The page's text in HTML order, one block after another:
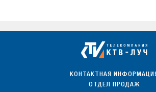
КОНТАКТНАЯ
ОТДЕЛ ПРОДАЖ